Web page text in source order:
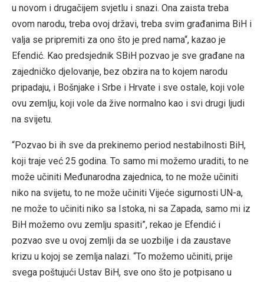
u novom i drugačijem svjetlu i snazi. Ona zaista treba
ovom narodu, treba ovoj državi, treba svim građanima BiH i
valja se pripremiti za ono što je pred nama“, kazao je
Efendić. Kao predsjednik SBiH pozvao je sve građane na
zajedničko djelovanje, bez obzira na to kojem narodu
pripadaju, i Bošnjake i Srbe i Hrvate i sve ostale, koji vole
ovu zemlju, koji vole da žive normalno kao i svi drugi ljudi
na svijetu.
“Pozvao bi ih sve da prekinemo period nestabilnosti BiH,
koji traje već 25 godina. To samo mi možemo uraditi, to ne
može učiniti Međunarodna zajednica, to ne može učiniti
niko na svijetu, to ne može učiniti Vijeće sigurnosti UN-a,
ne može to učiniti niko sa Istoka, ni sa Zapada, samo mi iz
BiH možemo ovu zemlju spasiti”, rekao je Efendić i
pozvao sve u ovoj zemlji da se uozbilje i da zaustave
krizu u kojoj se zemlja nalazi. “To možemo učiniti, prije
svega poštujući Ustav BiH, sve ono što je potpisano u